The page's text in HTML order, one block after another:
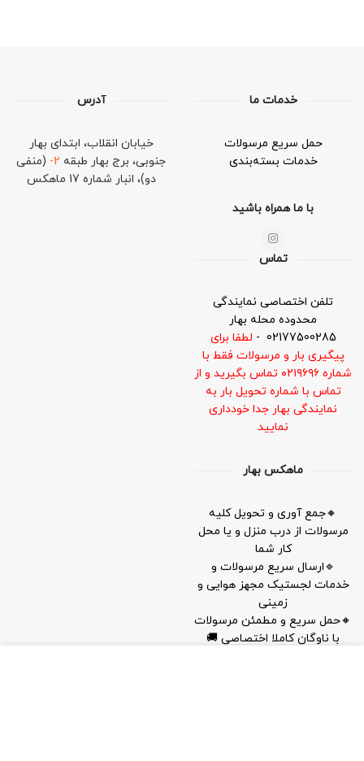
خدمات ما
حمل سریع مرسولات
خدمات بسته‌بندی
با ما همراه باشید
آدرس
خیابان انقلاب، ابتدای بهار
جنوبی، برج بهار طبقه 2- (منفی
دو)، انبار شماره 17 ماهکس
تماس
تلفن اختصاصی نمایندگی
محدوده محله بهار
02177500285
- لطفا برای
پیگیری بار و مرسولات فقط با
شماره ۰۲۱۹۶۹۶ تماس بگیرید و از
تماس با شماره تحویل بار به
نمایندگی بهار جدا خودداری
نمایید
ماهکس بهار
🔸جمع آوری و تحویل کلیه
مرسولات از درب منزل و یا محل
کار شما
🔹ارسال سریع مرسولات و
خدمات لجستیک مجهز هوایی و
زمینی
🔸حمل سریع و مطمئن مرسولات
با ناوگان کاملا اختصاصی 🚚